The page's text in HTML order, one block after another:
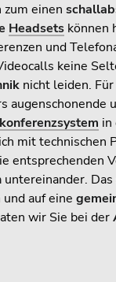
einen
Headsets können
und
keine
nicht leiden.
augenschonende
in
mit technischen
entsprechenden
untereinander.
und auf eine
wir Sie bei der